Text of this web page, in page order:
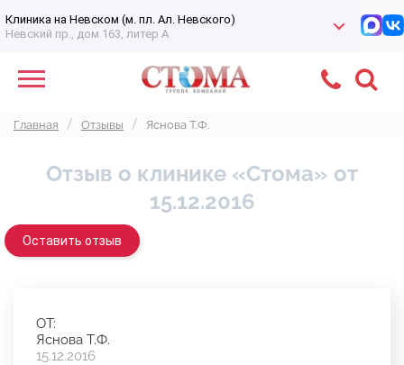
Клиника на Невском (м. пл. Ал. Невского)
Невский пр., дом 163, литер А
Главная Отзывы Яснова Т.Ф.
Отзыв о клинике «Стома» от
15.12.2016
Оставить отзыв
ОТ:
Яснова Т.Ф.
15.12.2016